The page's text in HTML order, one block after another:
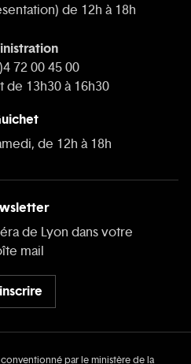
de 12h à 18h
72 00 45 00
de 13h30 à 16h30
de 12h à 18h
de Lyon dans votre
mail
par le ministère de la